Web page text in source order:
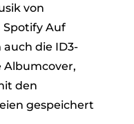
von
Auf
die ID3-
Albumcover,
den
gespeichert